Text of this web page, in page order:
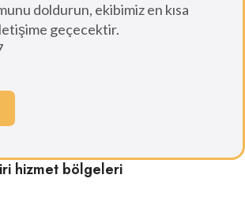
doldurun, ekibimiz en kısa
geçecektir.
hizmet bölgeleri